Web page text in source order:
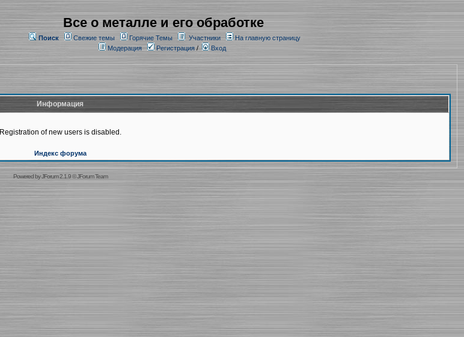
Все о металле и его обработке
Поиск Свежие темы Горячие Темы Участники
На главную страницу
Модерация
Регистрация/ Вход
Информация
Registration of new users is disabled.
Индекс форума
Powered byJForum 2.1.9©JForum Team